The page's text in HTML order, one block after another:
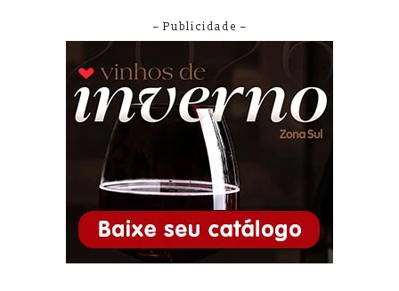
– Publicidade –